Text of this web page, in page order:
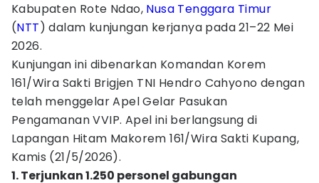
Kabupaten Rote Ndao, Nusa Tenggara Timur
(NTT) dalam kunjungan kerjanya pada 21–22 Mei
2026.
Kunjungan ini dibenarkan Komandan Korem
161/Wira Sakti Brigjen TNI Hendro Cahyono dengan
telah menggelar Apel Gelar Pasukan
Pengamanan VVIP. Apel ini berlangsung di
Lapangan Hitam Makorem 161/Wira Sakti Kupang,
Kamis (21/5/2026).
1. Terjunkan 1.250 personel gabungan